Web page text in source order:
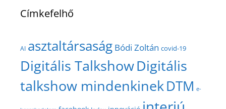
Címkefelhő
AI asztaltársaság Bódi Zoltán covid-19
Digitális TalkshowDigitális
talkshow mindenkinekDTM e-